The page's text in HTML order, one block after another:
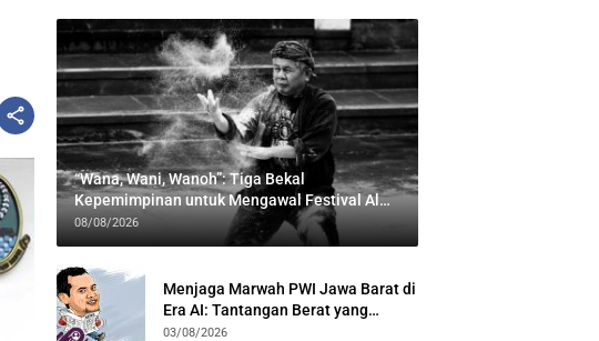
“Wana, Wani, Wanoh”: Tiga Bekal
Kepemimpinan untuk Mengawal Festival Al
Jabbar
08/08/2026
Menjaga Marwah PWI Jawa Barat di
Era AI: Tantangan Berat yang
Menuntut Solidaritas Lintas
03/08/2026